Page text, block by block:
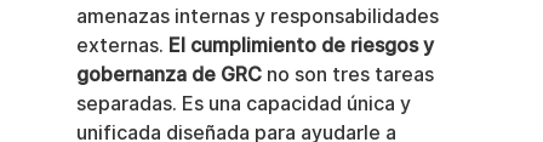
amenazas internas y responsabilidades
externas. El cumplimiento de riesgos y
gobernanza de GRC no son tres tareas
separadas. Es una capacidad única y
unificada diseñada para ayudarle a